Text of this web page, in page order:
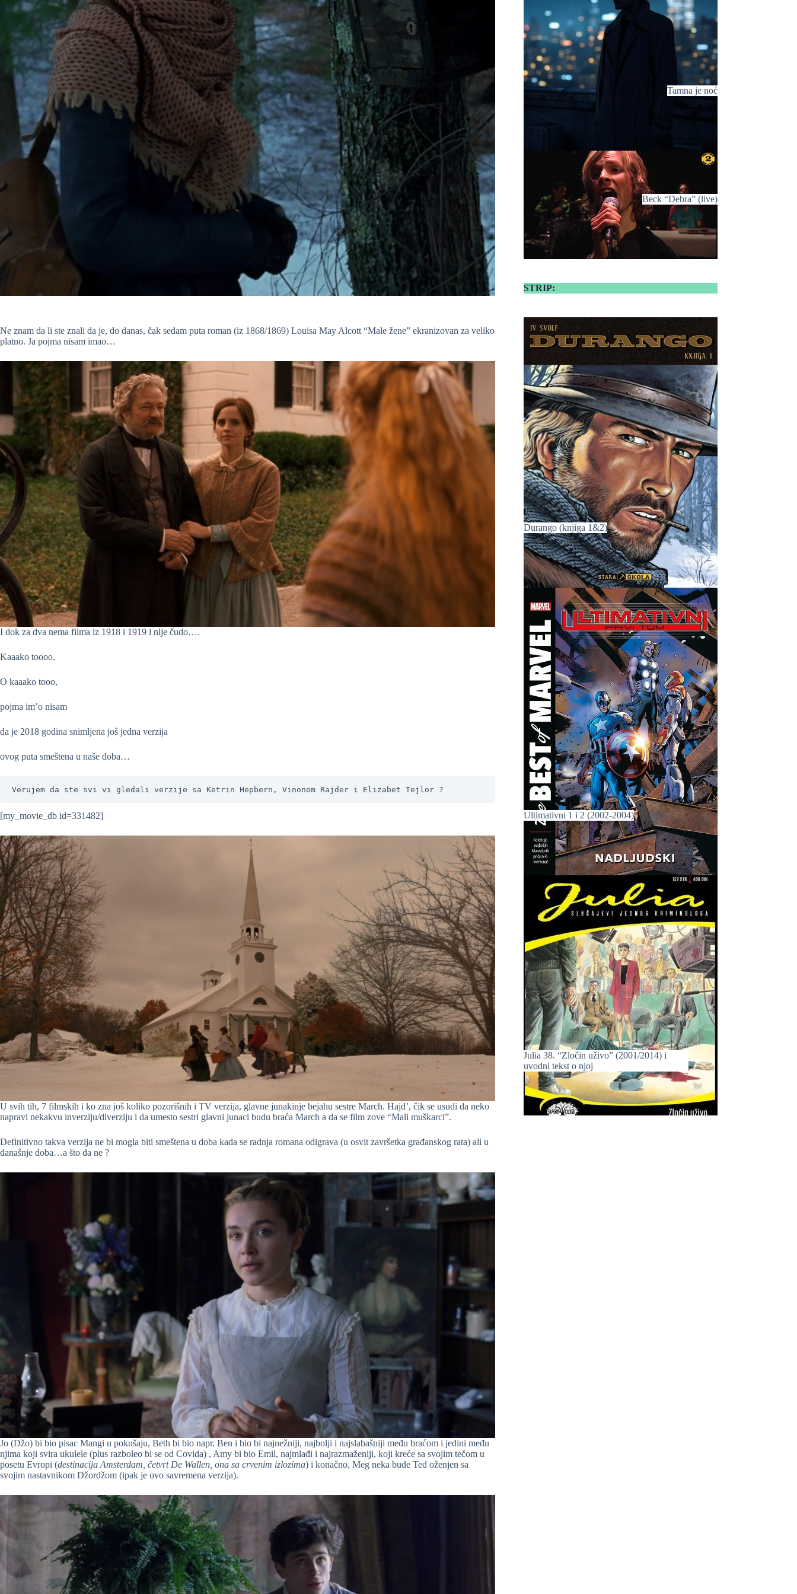
Ne znam da li ste znali da je, do danas, čak sedam puta roman (iz 1868/1869) Louisa May Alcott “Male žene” ekranizovan za veliko
platno. Ja pojma nisam imao…
I dok za dva nema filma iz 1918 i 1919 i nije čudo….
Kaaako toooo,
O kaaako tooo,
pojma im’o nisam
da je 2018 godina snimljena još jedna verzija
ovog puta smeštena u naše doba…
Verujem da ste svi vi gledali verzije sa Ketrin Hepbern, Vinonom Rajder i Elizabet Tejlor ?
[my_movie_db id=331482]
U svih tih, 7 filmskih i ko zna još koliko pozorišnih i TV verzija, glavne junakinje bejahu sestre March. Hajd’, čik se usudi da neko
napravi nekakvu inverziju/diverziju i da umesto sestri glavni junaci budu braća March a da se film zove “Mali muškarci”.
Definitivno takva verzija ne bi mogla biti smeštena u doba kada se radnja romana odigrava (u osvit završetka građanskog rata) ali u
današnje doba…a što da ne ?
Jo (Džo) bi bio pisac Mangi u pokušaju, Beth bi bio napr. Ben i bio bi najnežniji, najbolji i najslabašniji među braćom i jedini među
njima koji svira ukulele (plus razboleo bi se od Covida) , Amy bi bio Emil, najmlađi i najrazmaženiji, koji kreće sa svojim tečom u
posetu Evropi (destinacija Amsterdam, četvrt De Wallen, ona sa crvenim izlozima) i konačno, Meg neka bude Ted oženjen sa
svojim nastavnikom Džordžom (ipak je ovo savremena verzija).
Tamna je noć
Beck “Debra” (live)
STRIP:
Durango (knjiga 1&2)
Ultimativni 1 i 2 (2002-2004)
Julia 38. “Zločin uživo” (2001/2014) i
uvodni tekst o njoj